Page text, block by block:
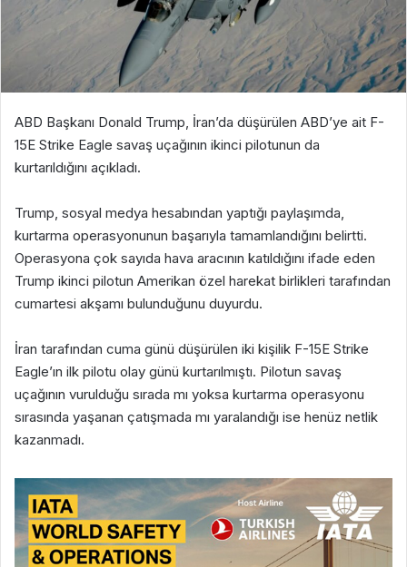
ABD Başkanı Donald Trump, İran’da düşürülen ABD’ye ait F-
15E Strike Eagle savaş uçağının ikinci pilotunun da
kurtarıldığını açıkladı.
Trump, sosyal medya hesabından yaptığı paylaşımda,
kurtarma operasyonunun başarıyla tamamlandığını belirtti.
Operasyona çok sayıda hava aracının katıldığını ifade eden
Trump ikinci pilotun Amerikan özel harekat birlikleri tarafından
cumartesi akşamı bulunduğunu duyurdu.
İran tarafından cuma günü düşürülen iki kişilik F-15E Strike
Eagle’ın ilk pilotu olay günü kurtarılmıştı. Pilotun savaş
uçağının vurulduğu sırada mı yoksa kurtarma operasyonu
sırasında yaşanan çatışmada mı yaralandığı ise henüz netlik
kazanmadı.